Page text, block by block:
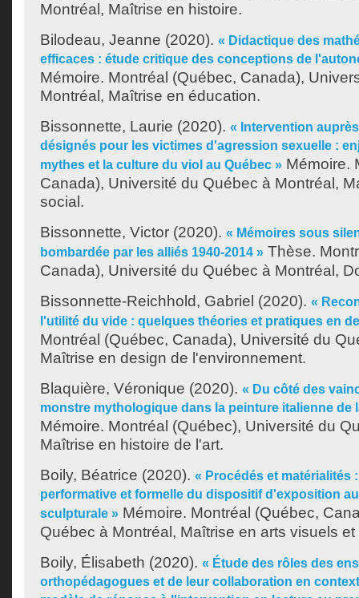
Montréal, Maîtrise en histoire.
Bilodeau, Jeanne (2020). « Didactique des
efficaces : étude critique des conceptions de
Mémoire. Montréal (Québec, Canada),
Montréal, Maîtrise en éducation.
Bissonnette, Laurie (2020). « Intervention
désignés pour les victimes d'agression sexuelle :
mythes et la culture du viol au Québec » Mémoire.
Canada), Université du Québec à Montréal,
social.
Bissonnette, Victor (2020). « Mémoires sous
bombardée par les alliés 1940-2014 » Thèse.
Canada), Université du Québec à Montréal,
Bissonnette-Reichhold, Gabriel (2020). «
l'utilité du vide : quelques théories et pratiques en
Montréal (Québec, Canada), Université du
Maîtrise en design de l'environnement.
Blaquière, Véronique (2020). « Du côté des
monstre mythologique dans la peinture italienne de
Mémoire. Montréal (Québec), Université du
Maîtrise en histoire de l'art.
Boily, Béatrice (2020). « Procédés et matérialités
performative et formelle du dispositif d'exposition
sculpturale » Mémoire. Montréal (Québec,
Québec à Montréal, Maîtrise en arts visuels
Boily, Élisabeth (2020). « Étude des rôles des
orthopédagogues et de leur collaboration en